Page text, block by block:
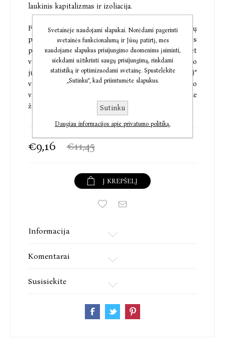
laukinis kapitalizmas ir izoliacija.
Franzas Kafka (1883 – 1924) – žymus austrų
prozininkas, vienas ryškiausių XX a. moderniosios
prozos kūrėjų. Dauguma jo kūrinių nėra baigti, bet
vis tiek išspausdinti, nepaisant rašytojo pageidavimo
juos sunaikinti. Romane „Pražuvėlis (Amerika)“
vaizduojama Amerika yra realybės ir rašytojo
vaizduotės samplaika, nes pats autorius šiame
žemyne niekada nesilankė.
€9,16 €11,45
Į KREPŠELĮ
Informacija
Komentarai
Susisiekite
Svetainėje naudojami slapukai. Norėdami pagerinti
svetainės funkcionalumą ir Jūsų patirtį, mes
naudojame slapukus prisijungimo duomenims įsiminti,
siekdami užtikrinti saugų prisijungimą, rinkdami
statistiką ir optimizuodami svetainę. Spustelėkite
„Sutinku“, kad priimtumėte slapukus.
Sutinku
Daugiau informacijos apie privatumo politiką.